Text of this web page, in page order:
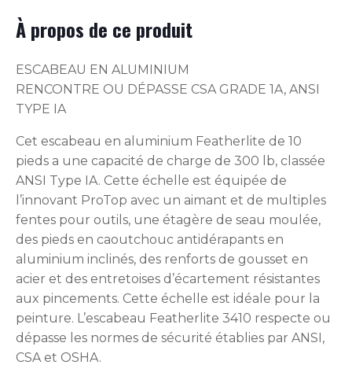
À propos de ce produit
ESCABEAU EN ALUMINIUM
RENCONTRE OU DÉPASSE CSA GRADE 1A, ANSI
TYPE IA
Cet escabeau en aluminium Featherlite de 10
pieds a une capacité de charge de 300 lb, classée
ANSI Type IA. Cette échelle est équipée de
l’innovant ProTop avec un aimant et de multiples
fentes pour outils, une étagère de seau moulée,
des pieds en caoutchouc antidérapants en
aluminium inclinés, des renforts de gousset en
acier et des entretoises d’écartement résistantes
aux pincements. Cette échelle est idéale pour la
peinture. L’escabeau Featherlite 3410 respecte ou
dépasse les normes de sécurité établies par ANSI,
CSA et OSHA.